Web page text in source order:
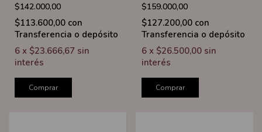
$142.000,00
$113.600,00 con
Transferencia o depósito
6 x $23.666,67 sin
interés
Comprar
$159.000,00
$127.200,00 con
Transferencia o depósito
6 x $26.500,00 sin
interés
Comprar